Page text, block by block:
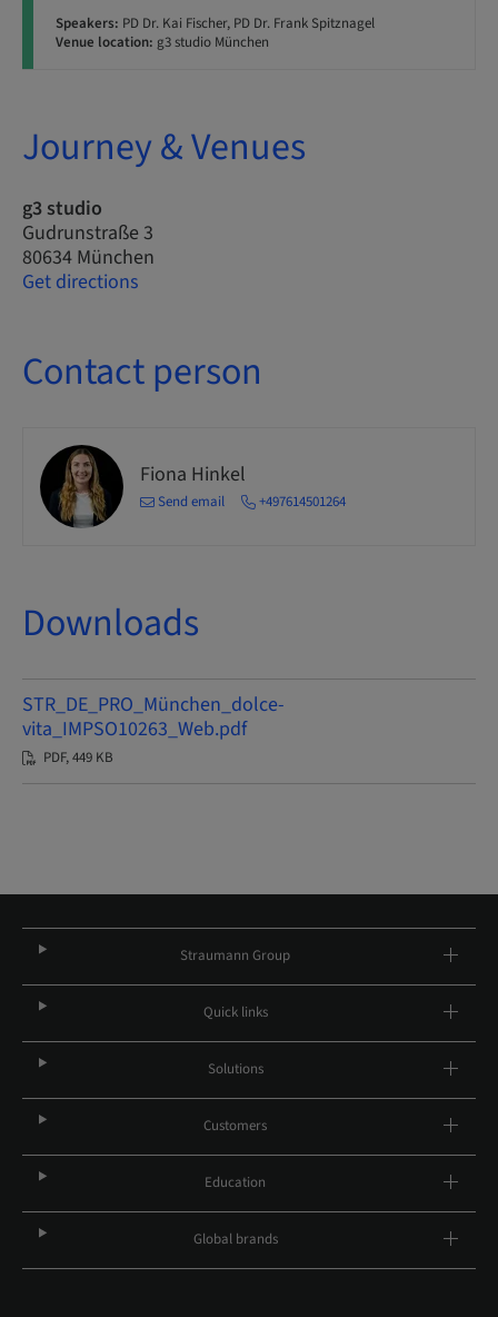
Speakers: PD Dr. Kai Fischer, PD Dr. Frank Spitznagel
Venue location: g3 studio München
Journey & Venues
g3 studio
Gudrunstraße 3
80634 München
Get directions
Contact person
Fiona Hinkel
Send email +497614501264
Downloads
STR_DE_PRO_München_dolce-
vita_IMPSO10263_Web.pdf
PDF, 449 KB
Straumann Group
Quick links
Solutions
Customers
Education
Global brands